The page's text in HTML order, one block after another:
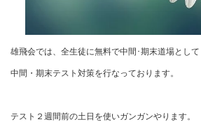
雄飛会では、全生徒に無料で中間･期末道場として
中間・期末テスト対策を行なっております。
テスト２週間前の土日を使いガンガンやります。